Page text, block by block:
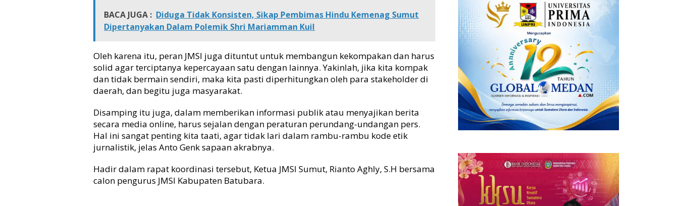
s
i
r
s
y
a
n
B
e
r
g
n
s
BACA JUGA : Diduga Tidak Konsisten, Sikap Pembimas Hindu Kemenag Sumut
Dipertanyakan Dalam Polemik Shri Mariamman Kuil
Oleh karena itu, peran JMSI juga dituntut untuk membangun kekompakan dan harus
solid agar terciptanya kepercayaan satu dengan lainnya. Yakinlah, jika kita kompak
dan tidak bermain sendiri, maka kita pasti diperhitungkan oleh para stakeholder di
daerah, dan begitu juga masyarakat.
Disamping itu juga, dalam memberikan informasi publik atau menyajikan berita
secara media online, harus sejalan dengan peraturan perundang-undangan pers.
Hal ini sangat penting kita taati, agar tidak lari dalam rambu-rambu kode etik
jurnalistik, jelas Anto Genk sapaan akrabnya.
Hadir dalam rapat koordinasi tersebut, Ketua JMSI Sumut, Rianto Aghly, S.H bersama
calon pengurus JMSI Kabupaten Batubara.